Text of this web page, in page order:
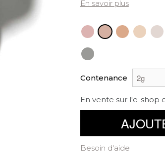
En savoir plus
Contenance
En vente sur l'e-shop
Besoin d'aide